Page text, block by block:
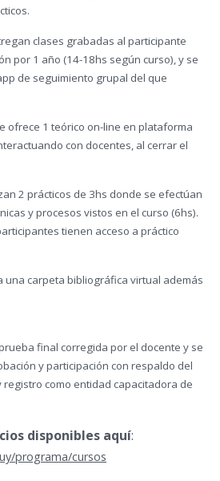
clases grabadas al participante
por 1 año (14-18hs según curso), y se
de seguimiento grupal del que
ofrece 1 teórico on-line en plataforma
con docentes, al cerrar el
2 prácticos de 3hs donde se efectúan
y procesos vistos en el curso (6hs).
tienen acceso a práctico
una carpeta bibliográfica virtual además
final corregida por el docente y se
y participación con respaldo del
registro como entidad capacitadora de
disponibles aquí:
programa/cursos